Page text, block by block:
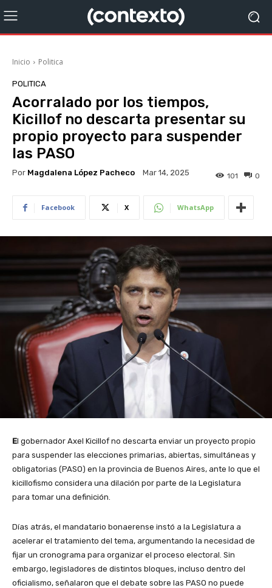
Inicio Politica
POLITICA
Acorralado por los tiempos,
Kicillof no descarta presentar su
propio proyecto para suspender
las PASO
Por Magdalena López Pacheco Mar 14, 2025 0
101
Facebook X WhatsApp
El gobernador Axel Kicillof no descarta enviar un proyecto propio
para suspender las elecciones primarias, abiertas, simultáneas y
obligatorias (PASO) en la provincia de Buenos Aires, ante lo que el
kicillofismo considera una dilación por parte de la Legislatura
para tomar una definición.
Días atrás, el mandatario bonaerense instó a la Legislatura a
acelerar el tratamiento del tema, argumentando la necesidad de
fijar un cronograma para organizar el proceso electoral. Sin
embargo, legisladores de distintos bloques, incluso dentro del
oficialismo, señalaron que el debate sobre las PASO no puede